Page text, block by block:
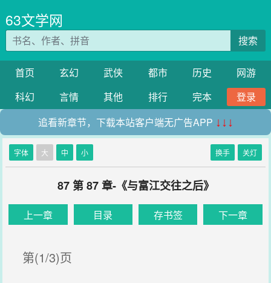
63文学网
搜索
首页 玄幻 武侠 都市 历史
网游
科幻
言情 其他 排行 完本
登录
追看新章节，下载本站客户端无广告APP ↓↓↓
字体 大 中 小 换手 关灯
87 第 87 章-《与富江交往之后》
上一章 目录 存书签 下一章
第(1/3)页